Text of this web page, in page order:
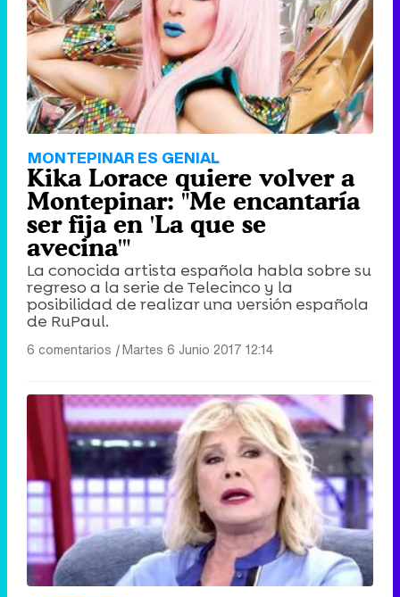
MONTEPINAR ES GENIAL
Kika Lorace quiere volver a
Montepinar: "Me encantaría
ser fija en 'La que se
avecina'"
La conocida artista española habla sobre su
regreso a la serie de Telecinco y la
posibilidad de realizar una versión española
de RuPaul.
6 comentarios |Martes 6 Junio 2017 12:14